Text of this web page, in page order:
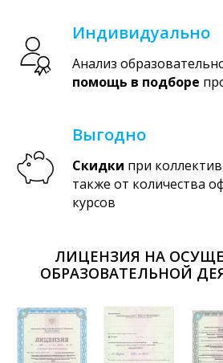
Индивидуально
Анализ
помощь в подборе
Выгодно
Скидки при
также от количества
курсов
ЛИЦЕНЗИЯ НА
ОБРАЗОВАТЕЛЬНОЙ